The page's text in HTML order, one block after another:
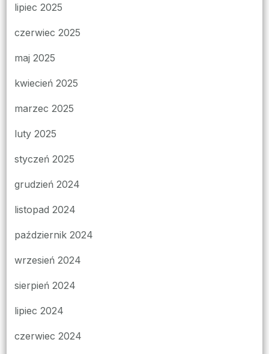
lipiec 2025
czerwiec 2025
maj 2025
kwiecień 2025
marzec 2025
luty 2025
styczeń 2025
grudzień 2024
listopad 2024
październik 2024
wrzesień 2024
sierpień 2024
lipiec 2024
czerwiec 2024